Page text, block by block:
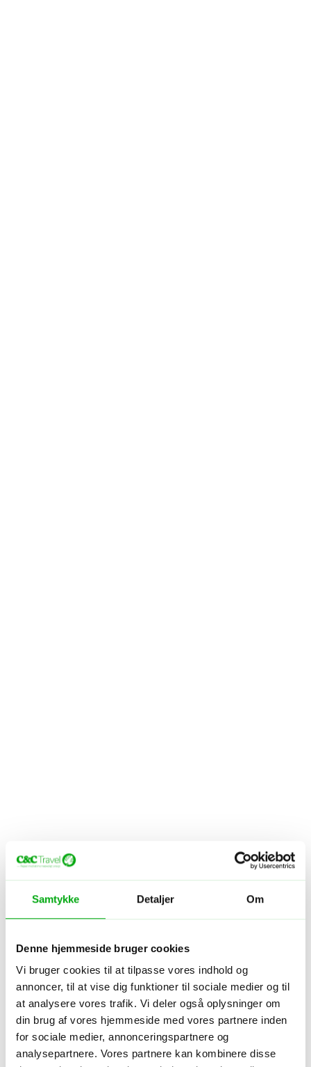
Samtykke Detaljer Om
Denne hjemmeside bruger cookies
Vi bruger cookies til at tilpasse vores indhold og
annoncer, til at vise dig funktioner til sociale medier og til
at analysere vores trafik. Vi deler også oplysninger om
din brug af vores hjemmeside med vores partnere inden
for sociale medier, annonceringspartnere og
analysepartnere. Vores partnere kan kombinere disse